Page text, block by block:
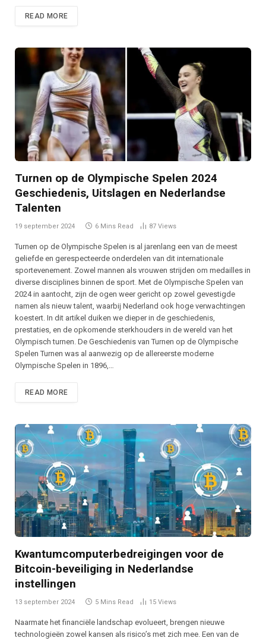
READ MORE
Turnen op de Olympische Spelen 2024
Geschiedenis, Uitslagen en Nederlandse
Talenten
19 september 2024 6 Mins Read 87 Views
Turnen op de Olympische Spelen is al jarenlang een van de meest
geliefde en gerespecteerde onderdelen van dit internationale
sportevenement. Zowel mannen als vrouwen strijden om medailles in
diverse disciplines binnen de sport. Met de Olympische Spelen van
2024 in aantocht, zijn de ogen weer gericht op zowel gevestigde
namen als nieuw talent, waarbij Nederland ook hoge verwachtingen
koestert. In dit artikel duiken we dieper in de geschiedenis,
prestaties, en de opkomende sterkhouders in de wereld van het
Olympisch turnen. De Geschiedenis van Turnen op de Olympische
Spelen Turnen was al aanwezig op de allereerste moderne
Olympische Spelen in 1896,…
READ MORE
Kwantumcomputerbedreigingen voor de
Bitcoin-beveiliging in Nederlandse
instellingen
13 september 2024 5 Mins Read 15 Views
Naarmate het financiële landschap evolueert, brengen nieuwe
technologieën zowel kansen als risico’s met zich mee. Een van de